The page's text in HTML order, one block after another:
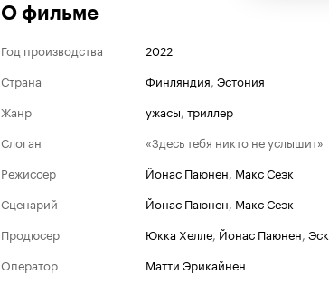
О фильме
Год производства
2022
Страна
Финляндия, Эстония
Жанр
ужасы, триллер
Слоган
«Здесь тебя никто не услышит»
Режиссер
Йонас Паюнен, Макс Сеэк
Сценарий
Йонас Паюнен, Макс Сеэк
Продюсер
Юкка Хелле, Йонас Паюнен,
Оператор
Матти Эрикайнен